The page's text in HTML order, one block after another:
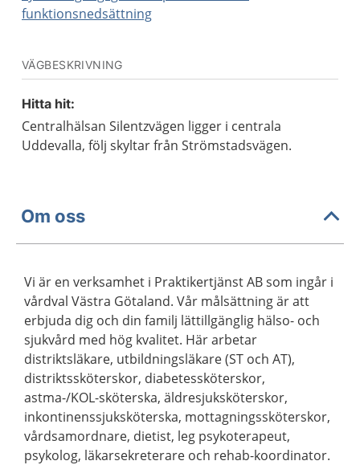
funktionsnedsättning
VÄGBESKRIVNING
Hitta hit:
Centralhälsan Silentzvägen ligger i centrala
Uddevalla, följ skyltar från Strömstadsvägen.
Om oss
Vi är en verksamhet i Praktikertjänst AB som ingår i
vårdval Västra Götaland. Vår målsättning är att
erbjuda dig och din familj lättillgänglig hälso- och
sjukvård med hög kvalitet. Här arbetar
distriktsläkare, utbildningsläkare (ST och AT),
distriktssköterskor, diabetessköterskor,
astma-/KOL-sköterska, äldresjuksköterskor,
inkontinenssjuksköterska, mottagningssköterskor,
vårdsamordnare, dietist, leg psykoterapeut,
psykolog, läkarsekreterare och rehab-koordinator.